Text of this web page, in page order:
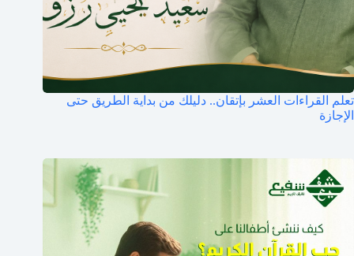
تعلم القراءات العشر بإتقان.. دليلك من بداية الطريق حتى
الإجازة